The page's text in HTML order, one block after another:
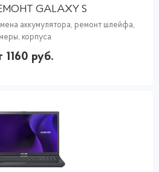
GALAXY S
аккумулятора, ремонт шлейфа,
корпуса
1160 руб.